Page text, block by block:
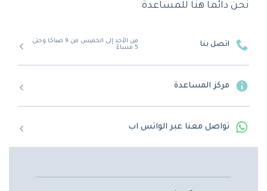
نحن دائماً هنا للمساعدة
اتصل بنا
من الأحد إلى الخميس من 9 صباحًا وحتى
5 مساءً
مركز المساعدة
تواصل معنا عبر الواتس اب